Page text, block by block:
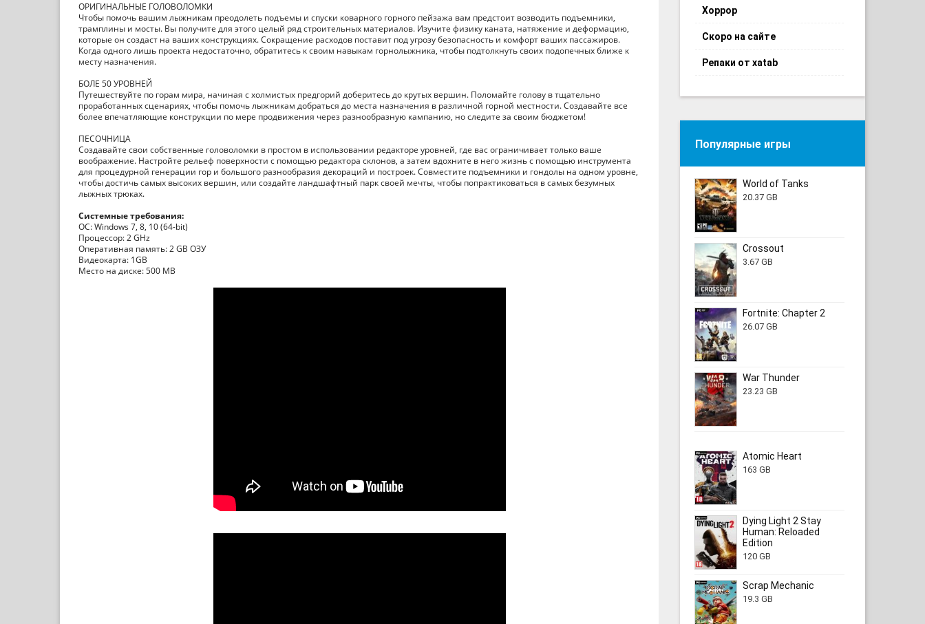
ОРИГИНАЛЬНЫЕ ГОЛОВОЛОМКИ
Чтобы помочь вашим лыжникам преодолеть подъемы и спуски коварного горного пейзажа вам предстоит возводить подъемники,
трамплины и мосты. Вы получите для этого целый ряд строительных материалов. Изучите физику каната, натяжение и деформацию,
которые он создаст на ваших конструкциях. Сокращение расходов поставит под угрозу безопасность и комфорт ваших пассажиров.
Когда одного лишь проекта недостаточно, обратитесь к своим навыкам горнолыжника, чтобы подтолкнуть своих подопечных ближе к
месту назначения.
БОЛЕ 50 УРОВНЕЙ
Путешествуйте по горам мира, начиная с холмистых предгорий доберитесь до крутых вершин. Поломайте голову в тщательно
проработанных сценариях, чтобы помочь лыжникам добраться до места назначения в различной горной местности. Создавайте все
более впечатляющие конструкции по мере продвижения через разнообразную кампанию, но следите за своим бюджетом!
ПЕСОЧНИЦА
Создавайте свои собственные головоломки в простом в использовании редакторе уровней, где вас ограничивает только ваше
воображение. Настройте рельеф поверхности с помощью редактора склонов, а затем вдохните в него жизнь с помощью инструмента
для процедурной генерации гор и большого разнообразия декораций и построек. Совместите подъемники и гондолы на одном уровне,
чтобы достичь самых высоких вершин, или создайте ландшафтный парк своей мечты, чтобы попрактиковаться в самых безумных
лыжных трюках.
Системные требования:
ОС: Windows 7, 8, 10 (64-bit)
Процессор: 2 GHz
Оперативная память: 2 GB ОЗУ
Видеокарта: 1GB
Место на диске: 500 MB
Хоррор
Скоро на сайте
Репаки от xatab
Популярные игры
World of Tanks
20.37 GB
Crossout
3.67 GB
Fortnite: Chapter 2
26.07 GB
War Thunder
23.23 GB
Atomic Heart
163 GB
Dying Light 2 Stay
Human: Reloaded
Edition
120 GB
Scrap Mechanic
19.3 GB